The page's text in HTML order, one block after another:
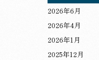
2026年6月
2026年4月
2026年1月
2025年12月